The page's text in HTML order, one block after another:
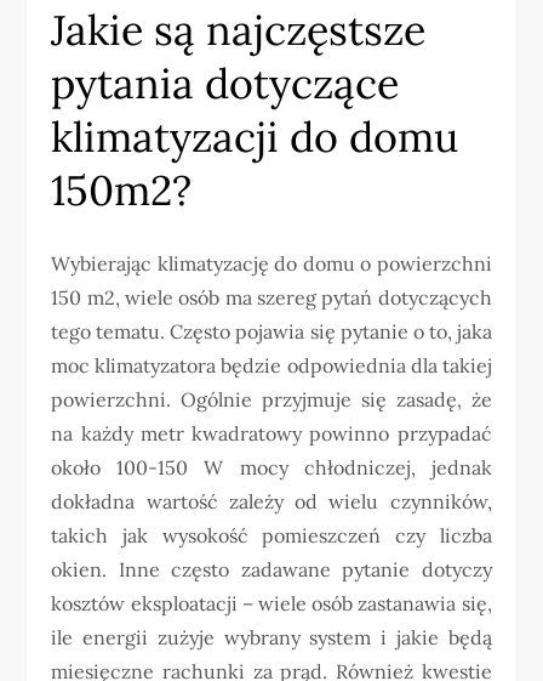
Jakie są najczęstsze
pytania dotyczące
klimatyzacji do domu
150m2?
Wybierając klimatyzację do domu o powierzchni
150 m2, wiele osób ma szereg pytań dotyczących
tego tematu. Często pojawia się pytanie o to, jaka
moc klimatyzatora będzie odpowiednia dla takiej
powierzchni. Ogólnie przyjmuje się zasadę, że
na każdy metr kwadratowy powinno przypadać
około 100-150 W mocy chłodniczej, jednak
dokładna wartość zależy od wielu czynników,
takich jak wysokość pomieszczeń czy liczba
okien. Inne często zadawane pytanie dotyczy
kosztów eksploatacji – wiele osób zastanawia się,
ile energii zużyje wybrany system i jakie będą
miesięczne rachunki za prąd. Również kwestie